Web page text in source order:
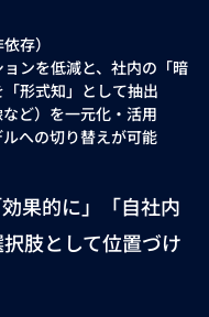
存）
ンを低減と、社内の「暗
形式知」として抽出
ど）を一元化・活用
ルへの切り替えが可能
果的に」「自社内
肢として位置づけ